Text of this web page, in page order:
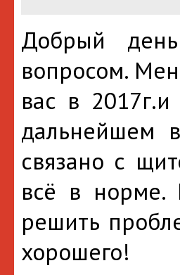
Добрый
вопросом.
вас в
дальнейшем
связано с
всё в норме.
решить
хорошего!